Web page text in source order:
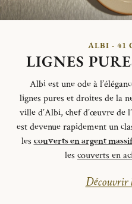
ALBI - 41
LIGNES
Albi est une ode à
lignes pures etdroites de la
ville d’Albi, chef d’œuvre de
est devenuerapidement un
les couverts en argent
les couverts en
Découvrir